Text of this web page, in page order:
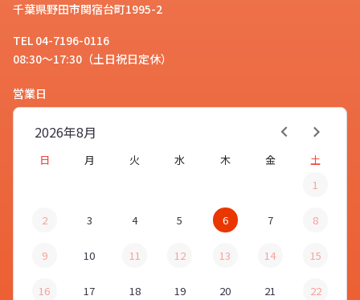
千葉県野田市関宿台町1995-2
TEL 04-7196-0116
08:30～17:30（土日祝日定休）
営業日
8月
2026年
日 月 火 水 木 金
土
1
2 3 4 5 6 7 8
9 10 11 12 13 14 15
16 17 18 19 20 21 22